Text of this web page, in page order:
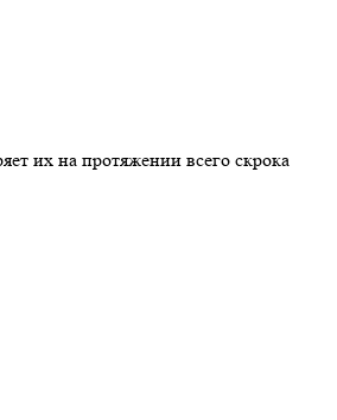
их на протяжении всего скрока